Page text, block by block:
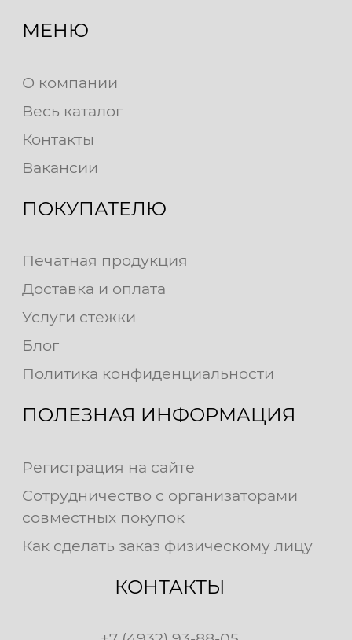
МЕНЮ
О компании
Весь каталог
Контакты
Вакансии
ПОКУПАТЕЛЮ
Печатная продукция
Доставка и оплата
Услуги стежки
Блог
Политика конфиденциальности
ПОЛЕЗНАЯ ИНФОРМАЦИЯ
Регистрация на сайте
Сотрудничество с организаторами
совместных покупок
Как сделать заказ физическому лицу
КОНТАКТЫ